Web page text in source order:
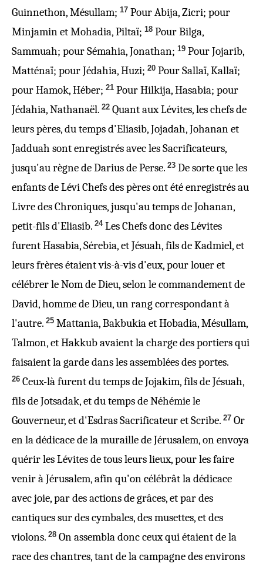
Guinnethon, Mésullam; 17 Pour Abija, Zicri; pour
Minjamin et Mohadia, Piltaï; 18 Pour Bilga,
Sammuah; pour Sémahia, Jonathan; 19 Pour Jojarib,
Matténaï; pour Jédahia, Huzi; 20 Pour Sallaï, Kallaï;
pour Hamok, Héber; 21 Pour Hilkija, Hasabia; pour
Jédahia, Nathanaël. 22 Quant aux Lévites, les chefs de
leurs pères, du temps d'Eliasib, Jojadah, Johanan et
Jadduah sont enregistrés avec les Sacrificateurs,
jusqu'au règne de Darius de Perse. 23 De sorte que les
enfants de Lévi Chefs des pères ont été enregistrés au
Livre des Chroniques, jusqu'au temps de Johanan,
petit-fils d'Eliasib. 24 Les Chefs donc des Lévites
furent Hasabia, Sérebia, et Jésuah, fils de Kadmiel, et
leurs frères étaient vis-à-vis d'eux, pour louer et
célébrerle Nom de Dieu, selon le commandement de
David, homme de Dieu, un rang correspondant à
l'autre. 25 Mattania, Bakbukia et Hobadia, Mésullam,
Talmon, et Hakkub avaient la charge des portiers qui
faisaient la garde dans les assemblées des portes.
26 Ceux-là furent du temps de Jojakim, fils de Jésuah,
fils de Jotsadak, et du temps de Néhémie le
Gouverneur, et d'Esdras Sacrificateur et Scribe. 27 Or
en la dédicace de la muraille de Jérusalem, on envoya
quérir les Lévites de tous leurs lieux, pour les faire
venir à Jérusalem, afin qu'on célébrât la dédicace
avec joie, par des actions de grâces, et par des
cantiques sur des cymbales, des musettes, et des
violons. 28 On assembla donc ceux qui étaient de la
race des chantres, tant de la campagne des environs